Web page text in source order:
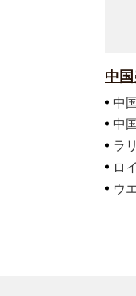
中
中
中
ラ
ロ
ウ